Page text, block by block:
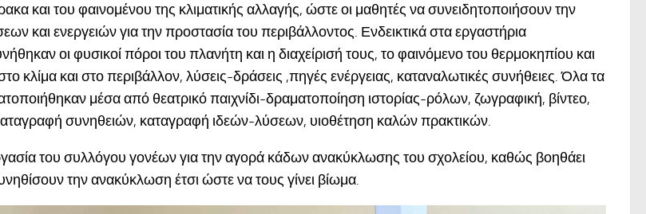
και του φαινομένου της κλιματικής αλλαγής, ώστε οι μαθητές να συνειδητοποιήσουν την
και ενεργειών για την προστασία του περιβάλλοντος. Ενδεικτικά στα εργαστήρια
οι φυσικοί πόροι του πλανήτη και η διαχείρισή τους, το φαινόμενο του θερμοκηπίου και
κλίμα και στο περιβάλλον, λύσεις-δράσεις ,πηγές ενέργειας, καταναλωτικές συνήθειες. Όλα τα
μέσα από θεατρικό παιχνίδι-δραματοποίηση ιστορίας-ρόλων, ζωγραφική, βίντεο,
συνηθειών, καταγραφή ιδεών-λύσεων, υιοθέτηση καλών πρακτικών.
του συλλόγου γονέων για την αγορά κάδων ανακύκλωσης του σχολείου, καθώς βοηθάει
την ανακύκλωση έτσι ώστε να τους γίνει βίωμα.